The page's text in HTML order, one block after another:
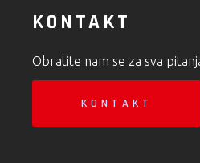
KONTAKT
Obratite nam se za sva
KONTAKT